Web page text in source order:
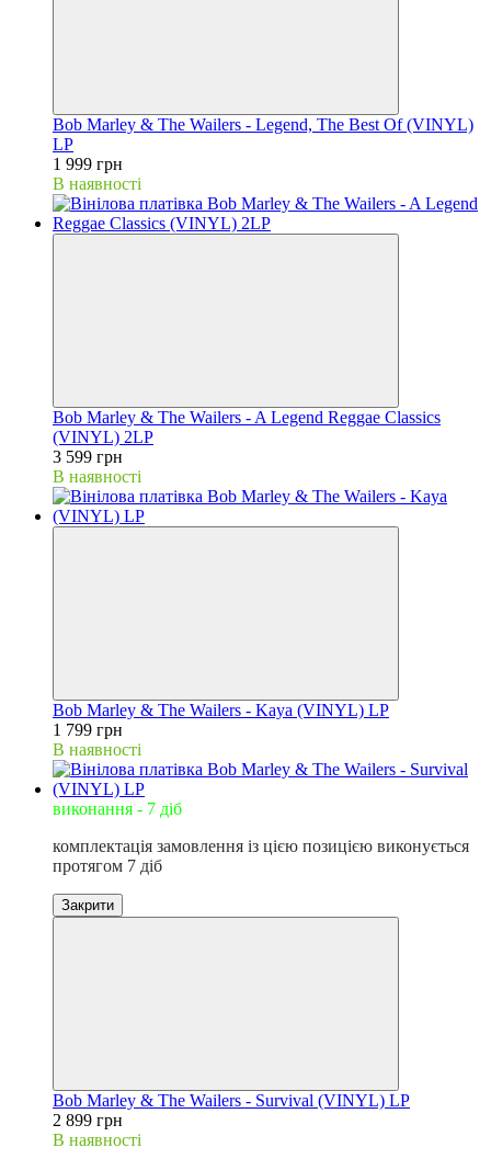
Bob Marley & The Wailers - Legend, The Best Of (VINYL)
LP
1 999 грн
В наявності
Bob Marley & The Wailers - A Legend Reggae Classics
(VINYL) 2LP
3 599 грн
В наявності
Bob Marley & The Wailers - Kaya (VINYL) LP
1 799 грн
В наявності
виконання - 7 діб
комплектація замовлення із цією позицією виконується
протягом 7 діб
Закрити
Bob Marley & The Wailers - Survival (VINYL) LP
2 899 грн
В наявності